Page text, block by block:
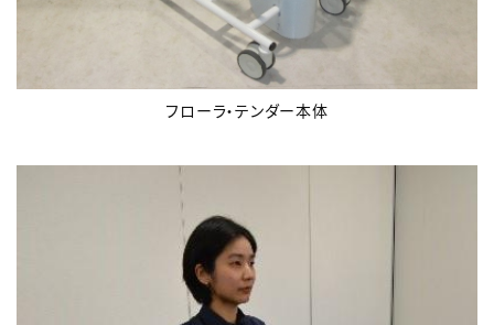
フローラ・テンダー本体